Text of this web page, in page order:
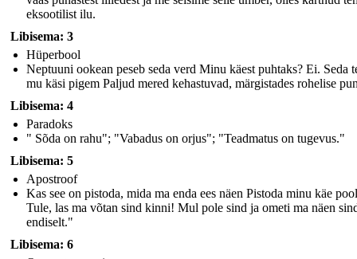
eksootilist ilu.
Libisema: 3
Hüperbool
Neptuuni ookean peseb seda verd Minu käest puhtaks? Ei. Seda
mu käsi pigem Paljud mered kehastuvad, märgistades rohelise
Libisema: 4
Paradoks
" Sõda on rahu"; "Vabadus on orjus"; "Teadmatus on tugevus."
Libisema: 5
Apostroof
Kas see on pistoda, mida ma enda ees näen Pistoda minu käe
Tule, las ma võtan sind kinni! Mul pole sind ja ometi ma näen
endiselt."
Libisema: 6